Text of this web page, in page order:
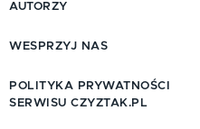
AUTORZY
WESPRZYJ NAS
POLITYKA PRYWATNOŚCI
SERWISU CZYZTAK.PL